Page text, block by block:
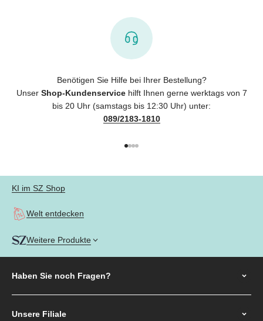
Benötigen Sie Hilfe bei Ihrer Bestellung?
Unser Shop-Kundenservicehilft Ihnen gerne werktags von 7
bis 20 Uhr (samstags bis 12:30 Uhr) unter:
089/2183-1810
KI im SZ Shop
Welt entdecken
Weitere Produkte
Haben Sie noch Fragen?
Unsere Filiale